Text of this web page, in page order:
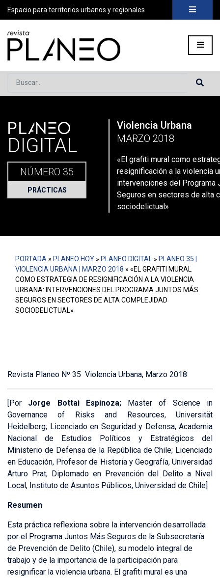
Espacio para territorios urbanos y regionales
Buscar...
Portada» Planeo Hoy Planeo Digital»PLANEO 35 |
PLANEO
DIGITAL
NÚMERO 35
PRÁCTICAS
Violencia Urbana
MARZO 2018
«El grafiti mural como
resignificación a la violencia
intervenciones del Programa
Seguros en sectores de alta
sociodelictual»
PORTADA » PLANEO HOY » PLANEO DIGITAL » PLANEO 35 |
VIOLENCIA URBANA | MARZO 2018 » «EL GRAFITI MURAL
COMO ESTRATEGIA DE RESIGNIFICACIÓN A LA VIOLENCIA
URBANA: INTERVENCIONES DEL PROGRAMA JUNTOS MÁS
SEGUROS EN SECTORES DE ALTA COMPLEJIDAD
SOCIODELICTUAL»
Revista Planeo Nº 35 Violencia Urbana, Marzo 2018
[Por Jorge Bottai Espinoza;Master of Science in
Governance of Risks and Resources, Universität
Heidelberg; Licenciado en Seguridad y Defensa, Academia
Nacional de Estudios Políticos y Estratégicos del
Ministerio de Defensa de la República de Chile; Licenciado
en Educación, Profesor de Historia y Geografía, Universidad
Arturo Prat; Diplomado en Prevención del Delito a Nivel
Local, Instituto de Asuntos Públicos, Universidad de Chile]
Resumen
Esta práctica reflexiona sobre la intervención desarrollada
por el Programa Juntos Más Seguros de la Subsecretaría
de Prevención de Delito (Chile), su modelo integral de
trabajo y de la importancia de la participación para
resignificar la violencia urbana. El grafiti mural es una